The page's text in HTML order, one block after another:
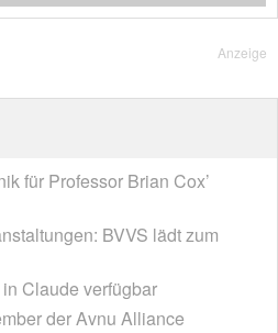
Anzeige
für Professor Brian Cox’
BVVS lädt zum
Claude verfügbar
der Avnu Alliance